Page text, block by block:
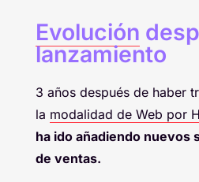
Evolución
lanzamiento
3 años después de haber
la modalidad de Web por
ha ido añadiendo nuevos
de ventas.